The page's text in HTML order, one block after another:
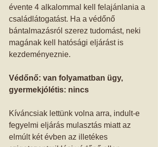
évente 4 alkalommal kell felajánlania a
családlátogatást. Ha a védőnő
bántalmazásról szerez tudomást, neki
magának kell hatósági eljárást is
kezdeményeznie.
Védőnő: van folyamatban ügy,
gyermekjólétis: nincs
Kíváncsiak lettünk volna arra, indult-e
fegyelmi eljárás mulasztás miatt az
elmúlt két évben az illetékes